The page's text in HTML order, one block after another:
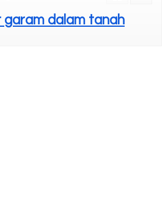
garam dalam tanah